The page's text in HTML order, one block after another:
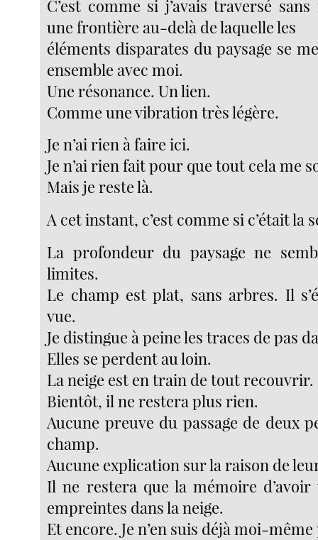
C’est comme si j’avais traversé
une frontière au-delà de laquelle les
éléments disparates du paysage se
ensemble avec moi.
Une résonance. Un lien.
Comme une vibration très légère.
Je n’ai rien à faire ici.
Je n’ai rien fait pour que tout cela me
Mais je reste là.
A cet instant, c’est comme si c’était la
La profondeur du paysage ne
limites.
Le champ est plat, sans arbres. Il
vue.
Je distingue à peine les traces de pas
Elles se perdent au loin.
La neige est en train de tout recouvrir.
Bientôt, il ne restera plus rien.
Aucune preuve du passage de deux
champ.
Aucune explication sur la raison de
Il ne restera que la mémoire
empreintes dans la neige.
Et encore. Je n’en suis déjà moi-